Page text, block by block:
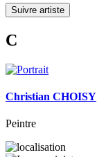
Suivre artiste
C
Christian CHOISY
Peintre